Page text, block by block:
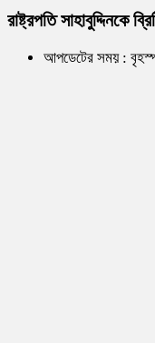
রাষ্ট্রপতি সাহাবুদ্দিনকে
আপডেটের সময় :